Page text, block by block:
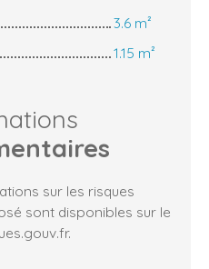
3.6 m²
1.15 m²
sur les risques
sont disponibles sur le